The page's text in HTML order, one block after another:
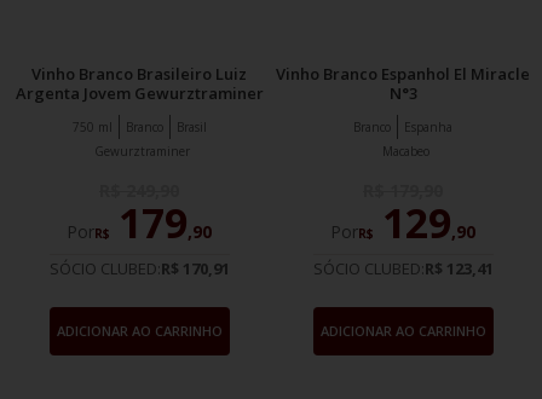
Vinho Branco Brasileiro Luiz
Argenta Jovem Gewurztraminer
Branco Brasil
750 ml
Gewurztraminer
PorR$ 179,90
SÓCIO CLUBED:R$ 170,91
ADICIONAR AO CARRINHO
Vinho Branco Espanhol El Miracle
N°3
Branco
Espanha
Macabeo
PorR$ 129,90
SÓCIO CLUBED:R$ 123,41
ADICIONAR AO CARRINHO